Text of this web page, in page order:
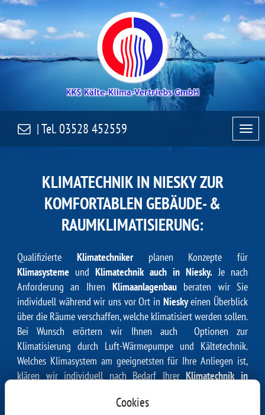
| Tel.03528 452559
KLIMATECHNIK IN NIESKY ZUR
KOMFORTABLEN GEBÄUDE- &
RAUMKLIMATISIERUNG:
Qualifizierte Klimatechnikerplanen Konzepte für
Klimasysteme und Klimatechnik auch in Niesky. Je nach
Anforderung an Ihren Klimaanlagenbauberaten wir Sie
individuell während wir uns vor Ort in Nieskyeinen Überblick
über die Räume verschaffen, welche klimatisiert werden sollen.
Bei Wunsch erörtern wir Ihnen auch Optionen zur
Klimatisierung durch Luft-Wärmepumpe und Kältetechnik.
Welches Klimasystem am geeignetsten für Ihre Anliegen ist,
klären wir individuell nach Bedarf IhrerKlimatechnik in
Cookies